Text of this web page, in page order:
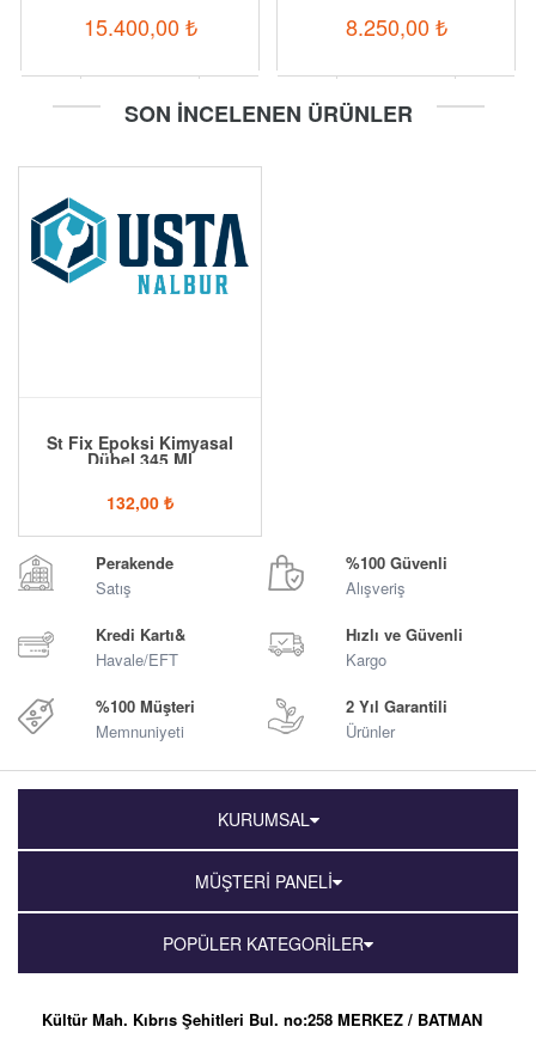
15.400,00 ₺ 8.250,00 ₺
SON İNCELENEN ÜRÜNLER
St Fix Epoksi Kimyasal
Dübel 345 Ml
132,00 ₺
Perakende
Satış
%100 Güvenli
Alışveriş
Kredi Kartı&
Havale/EFT
Hızlı ve Güvenli
Kargo
%100 Müşteri
Memnuniyeti
2 Yıl Garantili
Ürünler
KURUMSAL
MÜŞTERİ PANELİ
POPÜLER KATEGORİLER
Kültür Mah. Kıbrıs Şehitleri Bul. no:258 MERKEZ / BATMAN